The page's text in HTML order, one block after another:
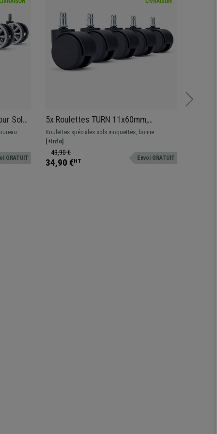
Sols
GRATUIT
5x Roulettes TURN 11x60mm,
Supportent jusqu'à 150kg, pour Sols
Moquettés, Noir
Roulettes spéciales sols moquettés, bonne
adhérence et stabilité.
[+Info]
49,90 €
34,90 €HT Envoi GRATUIT